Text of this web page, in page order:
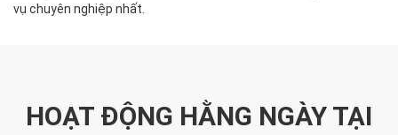
vụ chuyên nghiệp nhất.
HOẠT ĐỘNG HẰNG NGÀY TẠI